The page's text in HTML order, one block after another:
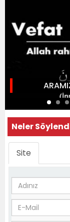
Neler
Site